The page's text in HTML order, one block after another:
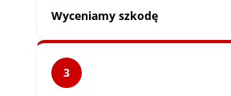
Wyceniamy szkodę
3